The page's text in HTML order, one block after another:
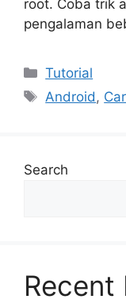
root. Coba trik
pengalaman
Categories
Tutorial
Tags
Android ,
Search
Recent